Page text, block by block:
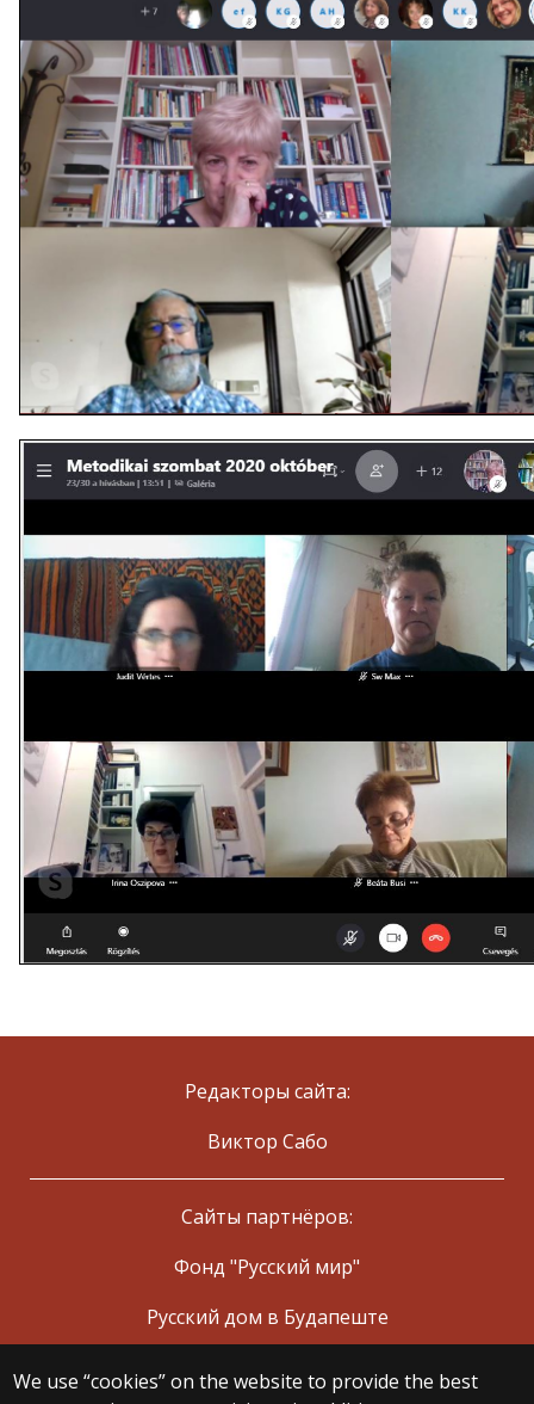
We use “cookies” on the website to provide the best
Редакторы сайта:
Виктор Сабо
Сайты партнёров:
Фонд "Русский мир"
Русский дом в Будапеште
© 2025 Eötvös Loránd University